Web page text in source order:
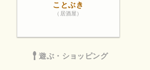
ことぶき
（居酒屋）
遊ぶ・ショッピング